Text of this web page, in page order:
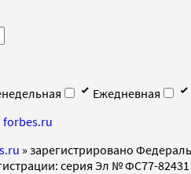
Ежедневная
forbes.ru
» зарегистрировано
серия Эл № ФС77-82431